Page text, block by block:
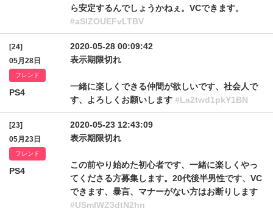
ら安定するんでしょうかねぇ。VCできます。
#aSlZOUEFvLTBV
[24]
05月28日
フレンド
PS4
2020-05-28 00:09:42
表示期限切れ
一緒に楽しくできる仲間が欲しいです、社会人で
す、よろしくお願いします #La2twd1pkY1BN
[23]
05月23日
フレンド
PS4
2020-05-23 12:43:09
表示期限切れ
この前やり始めた初心者です、一緒に楽しくやっ
てくださる方募集します。20代後半男性です、VC
できます、暴言、マナーがない方はお断りします
#USmlWZ3dtN2hn